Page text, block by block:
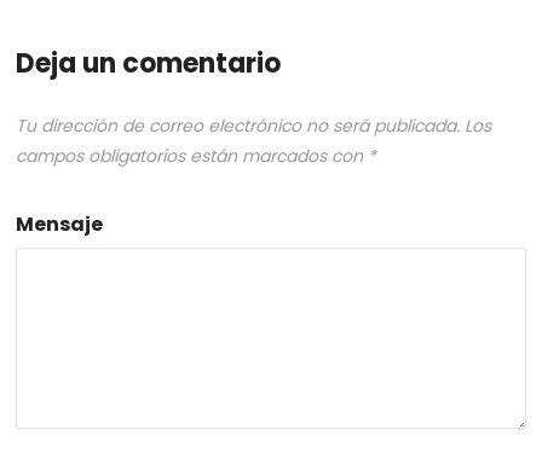
Deja un comentario
Tu dirección de correo electrónico no será publicada. Los
campos obligatorios están marcados con *
Mensaje